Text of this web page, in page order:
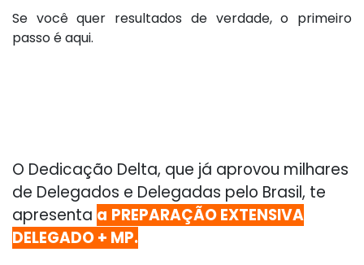
Se você quer resultados de verdade, o primeiro
passo é aqui.
O Dedicação Delta, que já aprovou milhares
de Delegados e Delegadas pelo Brasil, te
apresenta a PREPARAÇÃO EXTENSIVA
DELEGADO + MP.